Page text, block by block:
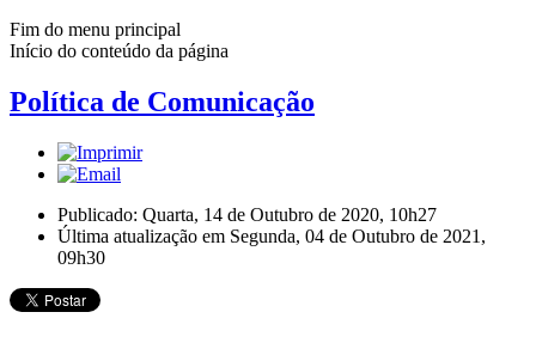
Fim do menu principal
Início do conteúdo da página
Política de Comunicação
Publicado: Quarta, 14 de Outubro de 2020, 10h27
Última atualização em Segunda, 04 de Outubro de 2021,
09h30